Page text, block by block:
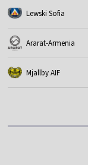
Lewski Sofia
Ararat-Armenia
Mjallby AIF